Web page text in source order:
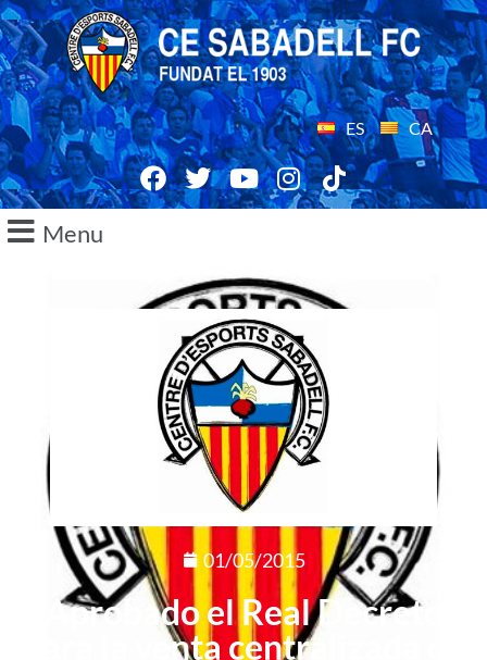
ES CA
Menu
01/05/2015
Aprobado el Real Decreto
para la venta centralizada de